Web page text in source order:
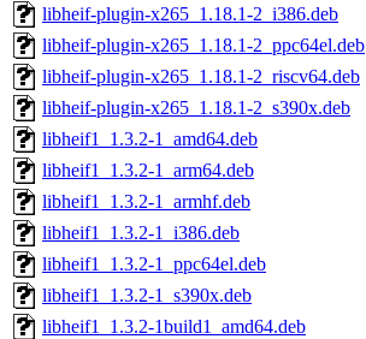
libheif-plugin-x265_1.18.1-2_i386.deb
libheif-plugin-x265_1.18.1-2_ppc64el.deb
libheif-plugin-x265_1.18.1-2_riscv64.deb
libheif-plugin-x265_1.18.1-2_s390x.deb
libheif1_1.3.2-1_amd64.deb
libheif1_1.3.2-1_arm64.deb
libheif1_1.3.2-1_armhf.deb
libheif1_1.3.2-1_i386.deb
libheif1_1.3.2-1_ppc64el.deb
libheif1_1.3.2-1_s390x.deb
libheif1_1.3.2-1build1_amd64.deb